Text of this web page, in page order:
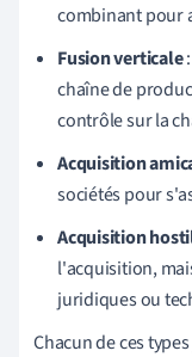
combinant pour
Fusion verticale:
chaîne de
contrôle sur la
Acquisition
sociétés pour
Acquisition
l'acquisition,
juridiques ou
Chacun de ces